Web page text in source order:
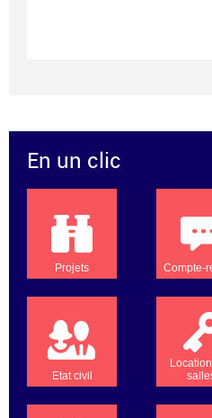
En un clic
Projets Compte-
Etat civil